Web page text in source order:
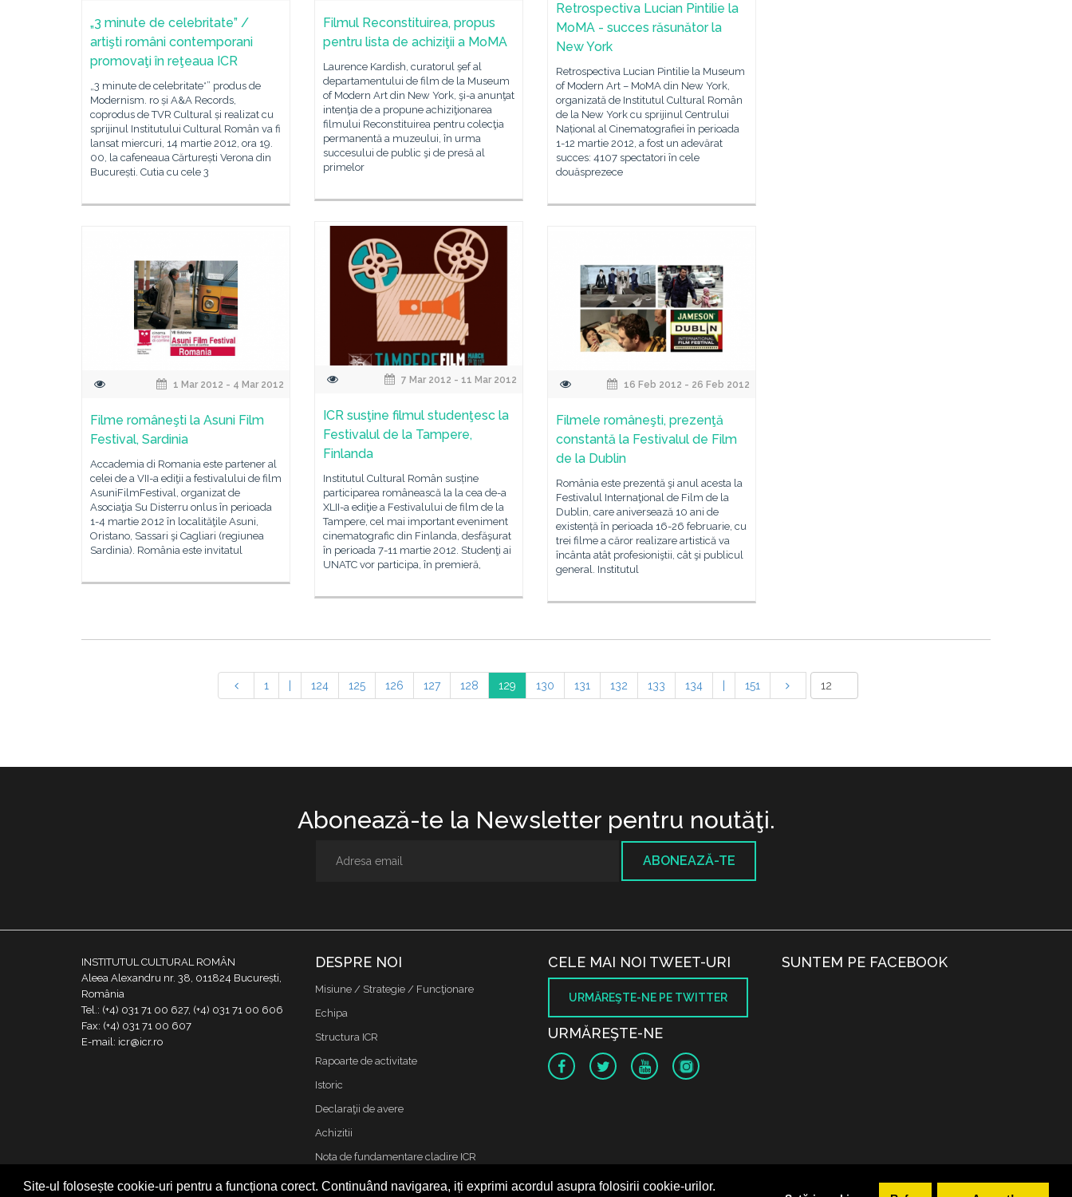
Site-ul folosește cookie-uri pentru a funcționa corect. Continuând navigarea, iți exprimi acordul asupra folosirii cookie-urilor.
Retrospectiva Lucian Pintilie la
MoMA - succes răsunător la
New York
Retrospectiva Lucian Pintilie la Museum
of Modern Art – MoMA din New York,
organizată de Institutul Cultural Român
de la New York cu sprijinul Centrului
Național al Cinematografiei în perioada
1-12 martie 2012, a fost un adevărat
succes: 4107 spectatori în cele
douăsprezece
„3 minute de celebritate” /
artişti români contemporani
promovaţi în reţeaua ICR
„3 minute de celebritate*” produs de
Modernism. ro și A&A Records,
coprodus de TVR Cultural și realizat cu
sprijinul Institutului Cultural Român va fi
lansat miercuri, 14 martie 2012, ora 19.
00, la cafeneaua Cărturești Verona din
București. Cutia cu cele 3
Filmul Reconstituirea, propus
pentru lista de achiziţii a MoMA
Laurence Kardish, curatorul şef al
departamentului de film de la Museum
of Modern Art din New York, şi-a anunţat
intenţia de a propune achiziţionarea
filmului Reconstituirea pentru colecţia
permanentă a muzeului, în urma
succesului de public şi de presă al
primelor
7 Mar 2012 - 11 Mar 2012
ICR susţine filmul studenţesc la
Festivalul de la Tampere,
Finlanda
Institutul Cultural Român susține
participarea românească la la cea de-a
XLII-a ediţie a Festivalului de film de la
Tampere, cel mai important eveniment
cinematografic din Finlanda, desfăşurat
în perioada 7-11 martie 2012. Studenţi ai
UNATC vor participa, în premieră,
1 Mar 2012 - 4 Mar 2012
Filme româneşti la Asuni Film
Festival, Sardinia
Accademia di Romania este partener al
celei de a VII-a ediţii a festivalului de film
AsuniFilmFestival, organizat de
Asociaţia Su Disterru onlus în perioada
1-4 martie 2012 în localităţile Asuni,
Oristano, Sassari şi Cagliari (regiunea
Sardinia). România este invitatul
16 Feb 2012 - 26 Feb 2012
Filmele româneşti, prezenţă
constantă la Festivalul de Film
de la Dublin
România este prezentă şi anul acesta la
Festivalul Internaţional de Film de la
Dublin, care aniversează 10 ani de
existență în perioada 16-26 februarie, cu
trei filme a căror realizare artistică va
încânta atât profesioniştii, cât şi publicul
general. Institutul
1 124 125 126 127 128 129 130 131 132 133 134 151
Abonează-te la Newsletter pentru noutăţi.
ABONEAZĂ-TE
INSTITUTUL CULTURAL ROMÂN
Aleea Alexandru nr. 38, 011824 București,
România
Tel.: (+4) 031 71 00 627, (+4) 031 71 00 606
Fax: (+4) 031 71 00 607
E-mail: icr@icr.ro
DESPRE NOI
Misiune / Strategie / Funcţionare
Echipa
Structura ICR
Rapoarte de activitate
Istoric
Declaraţii de avere
Achizitii
Nota de fundamentare cladire ICR
Contact
CELE MAI NOI TWEET-URI
URMĂREŞTE-NE PE TWITTER
URMĂREŞTE-NE
SUNTEM PE FACEBOOK